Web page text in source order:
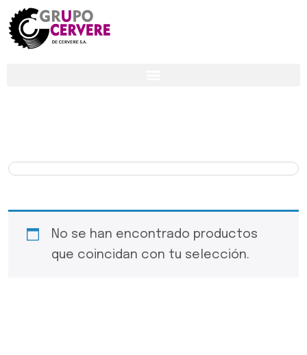
No se han encontrado productos
que coincidan con tu selección.